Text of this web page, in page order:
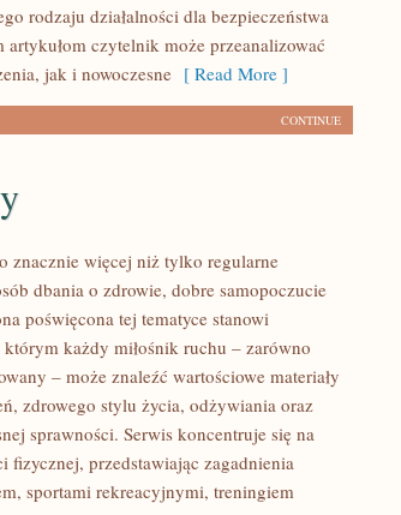
rodzaju działalności dla bezpieczeństwa
czytelnik może przeanalizować
jak i nowoczesne [ Read More ]
CONTINUE
znacznie więcej niż tylko regularne
dbania o zdrowie, dobre samopoczucie
poświęcona tej tematyce stanowi
każdy miłośnik ruchu – zarówno
– może znaleźć wartościowe materiały
zdrowego stylu życia, odżywiania oraz
sprawności. Serwis koncentruje się na
fizycznej, przedstawiając zagadnienia
sportami rekreacyjnymi, treningiem